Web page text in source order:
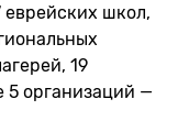
еврейских школ,
19
5 организаций —